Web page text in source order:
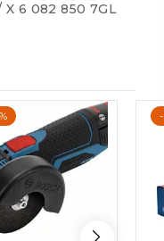
X 6 082 850 7GL